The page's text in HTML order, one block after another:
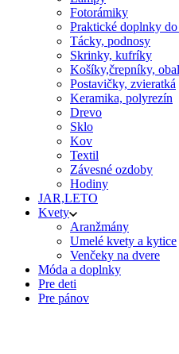
Fotorámiky
Praktické doplnky
Tácky, podnosy
Skrinky, kufríky
Košíky,črepníky,
Postavičky, zvieratká
Keramika, polyrezín
Drevo
Sklo
Kov
Textil
Závesné ozdoby
Hodiny
JAR,LETO
Kvety
Aranžmány
Umelé kvety a kytice
Venčeky na dvere
Móda a doplnky
Pre deti
Pre pánov